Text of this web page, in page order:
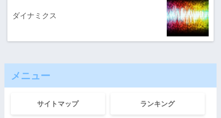
ダイナミクス
メニュー
サイトマップ ランキング